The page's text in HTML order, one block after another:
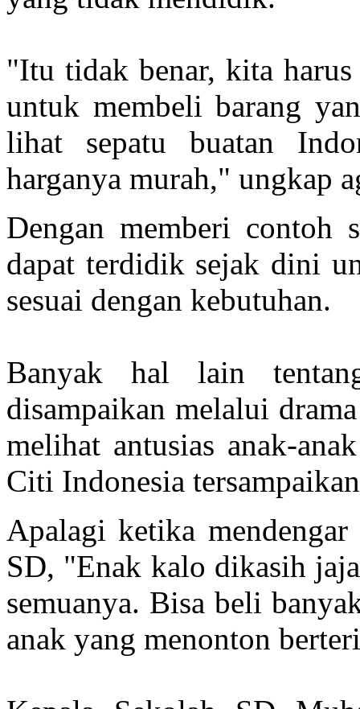
"Itu tidak benar, kita
untuk membeli barang
lihat sepatu buatan
harganya murah," ungkap
Dengan memberi contoh
dapat terdidik sejak dini
sesuai dengan kebutuhan.
Banyak hal lain
disampaikan melalui
melihat antusias anak-
Citi Indonesia
Apalagi ketika
SD, "Enak kalo dikasih
semuanya. Bisa beli
anak yang menonton